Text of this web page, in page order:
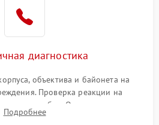
диагностика
объектива и байонета на
Проверка реакции на
кодов ошибок. Оценка состояния
работы автофокуса и вспышки.
Подробнее